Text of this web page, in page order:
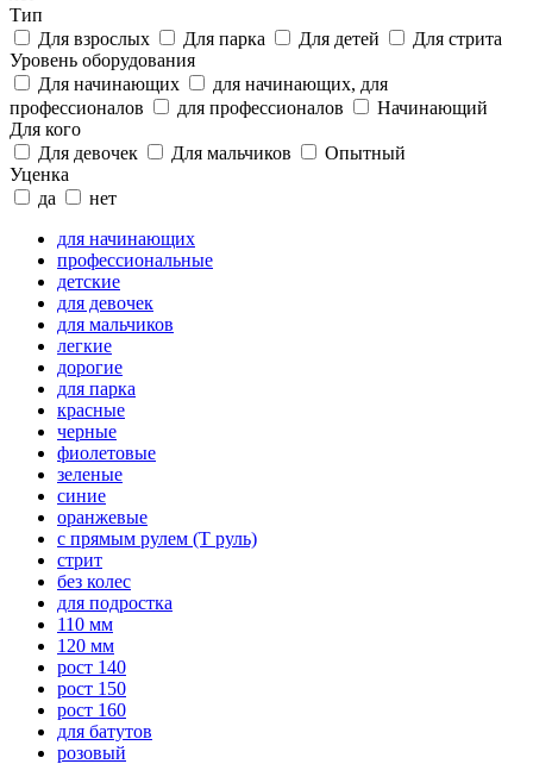
Тип
Для взрослых
Для парка Для детей
Для стрита
Уровень оборудования
Для начинающих
для начинающих, для
профессионалов
для профессионалов
Начинающий
Для кого
Для девочек
Для мальчиков
Опытный
Уценка
да
нет
для начинающих
профессиональные
детские
для девочек
для мальчиков
легкие
дорогие
для парка
красные
черные
фиолетовые
зеленые
синие
оранжевые
с прямым рулем (Т руль)
стрит
без колес
для подростка
110 мм
120 мм
рост 140
рост 150
рост 160
для батутов
розовый